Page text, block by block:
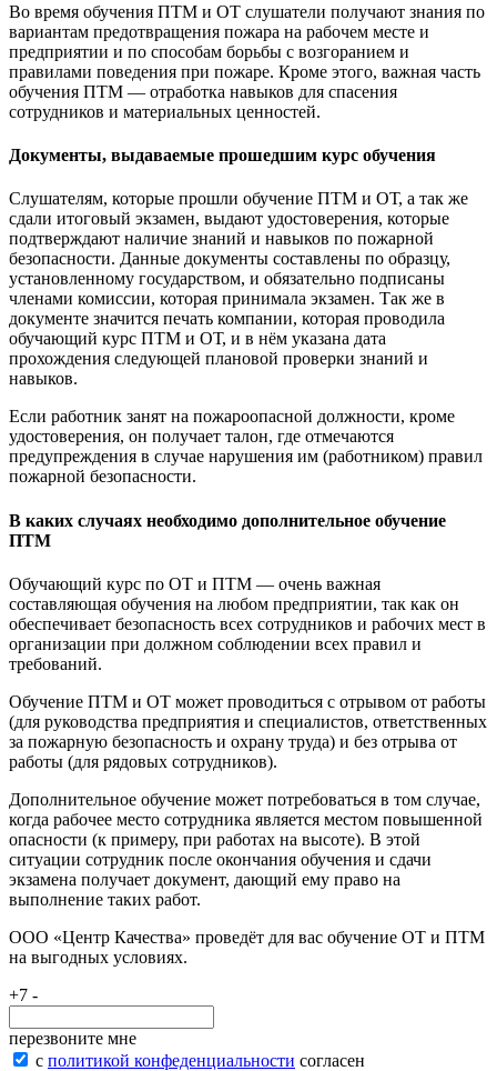
Во время обучения ПТМ и ОТ слушатели получают знания по
вариантам предотвращения пожара на рабочем месте и
предприятии и по способам борьбы с возгоранием и
правилами поведения при пожаре. Кроме этого, важная часть
обучения ПТМ — отработка навыков для спасения
сотрудников и материальных ценностей.
Документы, выдаваемые прошедшим курс обучения
Слушателям, которые прошли обучение ПТМ и ОТ, а так же
сдали итоговый экзамен, выдают удостоверения, которые
подтверждают наличие знаний и навыков по пожарной
безопасности. Данные документы составлены по образцу,
установленному государством, и обязательно подписаны
членами комиссии, которая принимала экзамен. Так же в
документе значится печать компании, которая проводила
обучающий курс ПТМ и ОТ, и в нём указана дата
прохождения следующей плановой проверки знаний и
навыков.
Если работник занят на пожароопасной должности, кроме
удостоверения, он получает талон, где отмечаются
предупреждения в случае нарушения им (работником) правил
пожарной безопасности.
В каких случаях необходимо дополнительное обучение
ПТМ
Обучающий курс по ОТ и ПТМ — очень важная
составляющая обучения на любом предприятии, так как он
обеспечивает безопасность всех сотрудников и рабочих мест в
организации при должном соблюдении всех правил и
требований.
Обучение ПТМ и ОТ может проводиться с отрывом от работы
(для руководства предприятия и специалистов, ответственных
за пожарную безопасность и охрану труда) и без отрыва от
работы (для рядовых сотрудников).
Дополнительное обучение может потребоваться в том случае,
когда рабочее место сотрудника является местом повышенной
опасности (к примеру, при работах на высоте). В этой
ситуации сотрудник после окончания обучения и сдачи
экзамена получает документ, дающий ему право на
выполнение таких работ.
ООО «Центр Качества» проведёт для вас обучение ОТ и ПТМ
на выгодных условиях.
+7 -
перезвоните мне
с политикой конфеденциальности согласен